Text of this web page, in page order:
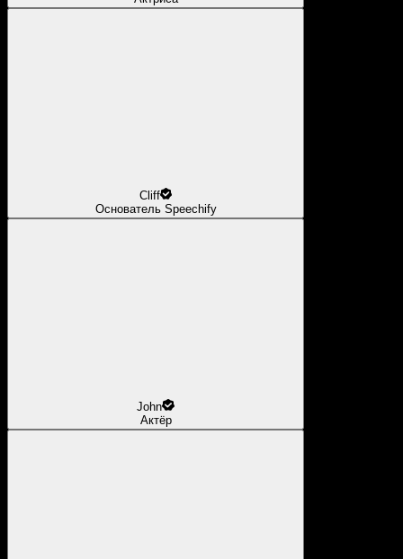
Cliff
Основатель Speechify
John
Актёр